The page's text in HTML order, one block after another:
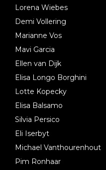
Lorena Wiebes
Demi Vollering
Marianne Vos
Mavi Garcia
Ellen van Dijk
Elisa Longo Borghini
Lotte Kopecky
Elisa Balsamo
Silvia Persico
Eli Iserbyt
Michael Vanthourenhout
Pim Ronhaar